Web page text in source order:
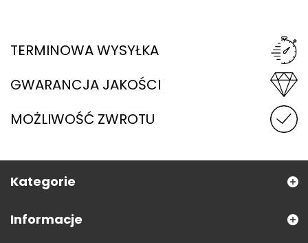
TERMINOWA WYSYŁKA
GWARANCJA JAKOŚCI
MOŻLIWOŚĆ ZWROTU
Kategorie
Informacje